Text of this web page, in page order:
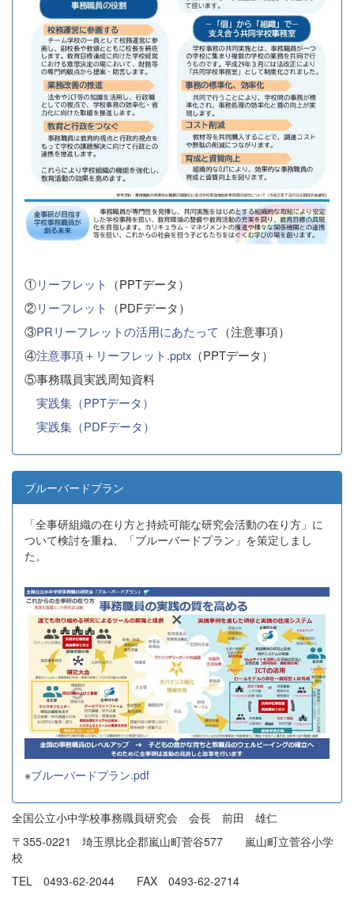
①リーフレット （PPTデータ）
②リーフレット （PDFデータ）
③PRリーフレットの活用にあたって （注意事項）
④注意事項＋リーフレット.pptx （PPTデータ）
⑤事務職員実践周知資料
実践集（PPTデータ）
実践集（PDFデータ）
ブルーバードプラン
「全事研組織の在り方と持続可能な研究会活動の在り方」に
ついて検討を重ね、「ブルーバードプラン」を策定しまし
た。
※ブルーバードプラン.pdf
全国公立小中学校事務職員研究会 会長 前田 雄仁
〒355-0221 埼玉県比企郡嵐山町菅谷577 嵐山町立菅谷小学
校
TEL 0493-62-2044 FAX 0493-62-2714